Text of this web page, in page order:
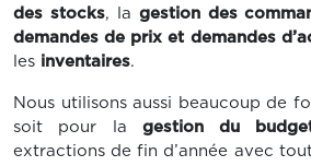
des stocks, la gestion des
demandes de prix et demandes
les inventaires.
Nous utilisons aussi beaucoup de
soit pour la gestion du
extractions de fin d’année avec